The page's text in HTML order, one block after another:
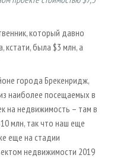
который давно
кстати, была $3 млн, а
города Брекенридж,
наиболее посещаемых в
на недвижимость – там в
млн, так что наш еще
еще на стадии
недвижимости 2019